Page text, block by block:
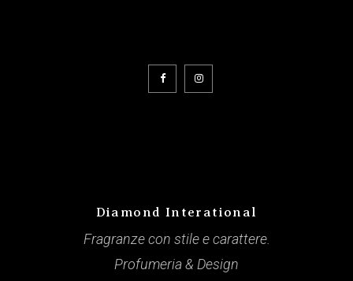
Diamond Interational
Fragranze con stile e carattere.
Profumeria & Design